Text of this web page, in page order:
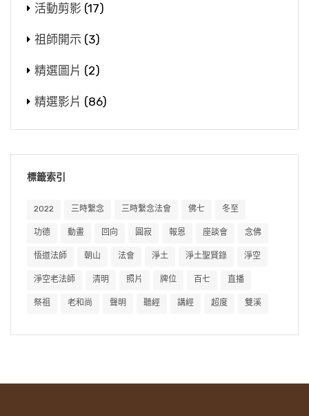
活動剪影 (17)
祖師開示 (3)
精選圖片 (2)
精選影片 (86)
標籤索引
2022 三時繫念 三時繫念法會 佛七 冬至
功德 動畫 回向 圓寂 報恩 座談會 念佛
悟道法師 朝山 法會 淨土 淨土聖賢錄 淨空
淨空老法師 清明 照片 牌位 百七 直播
祭祖 老和尚 聲明 聽經 講經 超度 雙溪